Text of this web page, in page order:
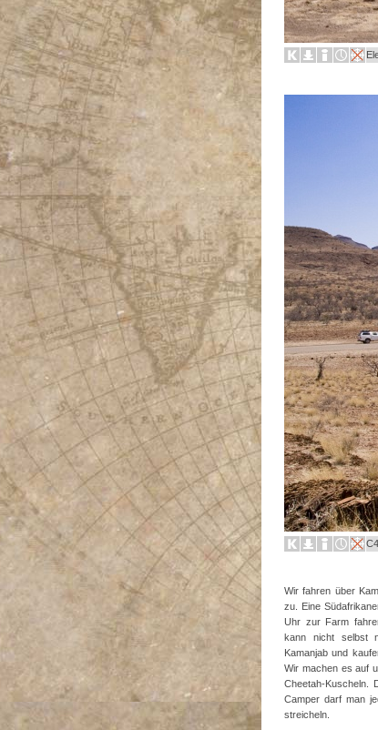
Wir fahren über
zu. Eine
Uhr zur Farm
kann nicht selbst
Kamanjab und
Wir machen es auf
Cheetah-Kuscheln.
Camper darf man
streicheln.